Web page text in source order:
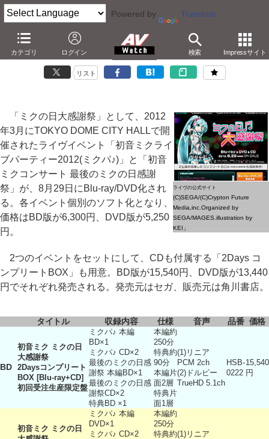
Powered by Translate
カテゴリ ログイン 検索 Impressサイト
3月のライヴ「ミクの日大感謝祭」がBlu-ray/DVD化
－2日分のセットBOXも。全曲完全収録/歌詞字幕付き
リスト
ライヴの公式サイト
(C)SEGA/(C)Crypton Future
Media,inc.Organized by
SEGA/MAGES.illustration by
KEI」
「ミクの日大感謝祭」として、2012
年3月にTOKYO DOME CITY HALLで開
催されたライヴイベント「初音ミクライ
ブパーティー2012(ミクパ♪)」と「初音
ミクコンサート 最後のミクの日感謝
祭」が、8月29日にBlu-ray/DVD化され
る。各イベント個別のソフト化となり、
価格はBD版が6,300円、DVD版が5,250
円。
2つのイベントをセットにして、CDも付属する「2Days コ
ンプリートBOX」も用意。BD版が15,540円、DVD版が13,440
円でそれぞれ発売される。発売元はセガ、販売元は角川書店。
タイトル 収録内容 仕様 音声 品番 価格
BD
初音ミク ミクの日
大感謝祭
2Daysコンプリート
BOX [Blu-ray+CD]
初回受注生産限定盤
ミクパ♪ 本編
BD×1
ミクパ♪ CD×2
最後のミクの日感
謝祭 本編BD×1
最後のミクの日感
謝祭CD×2
特典BD ×1
本編約
250分
特典約
90分
本編片
面2層
特典片
面1層
(1)リニア
PCM 2ch
(2)ドルビー
TrueHD 5.1ch
HSB-
0222
15,540
円
初音ミク ミクの日
ミクパ♪ 本編
DVD×1
ミクパ♪ CD×2
本編約
250分
特典約(1)リニア